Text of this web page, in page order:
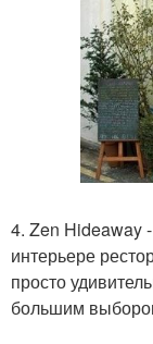
4. Zen Hideaway
интерьере
просто
большим